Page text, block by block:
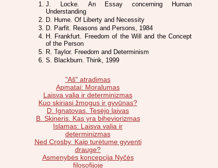
J. Locke. An Essay concerning Human
Understanding
D. Hume. Of Liberty and Necessity
D. Parfit. Reasons and Persons, 1984
H. Frankfurt. Freedom of the Will and the Concept
of the Person
R. Taylor. Freedom and Determinism
S. Blackburn. Think, 1999
"Aš" atradimas
Apmatai: Moralumas
Laisva valia ir determinizmas
Kuo skiriasi žmogus ir gyvūnas?
D. Ignatovas. Tesėjo laivas
B. Skineris. Kas yra biheviorizmas
Islamas: Laisva valia ir
determinizmas
Ned Crosby. Kaip turėtume gyventi
drauge?
Asmenybės koncepcija Nyčės
filosofijoje